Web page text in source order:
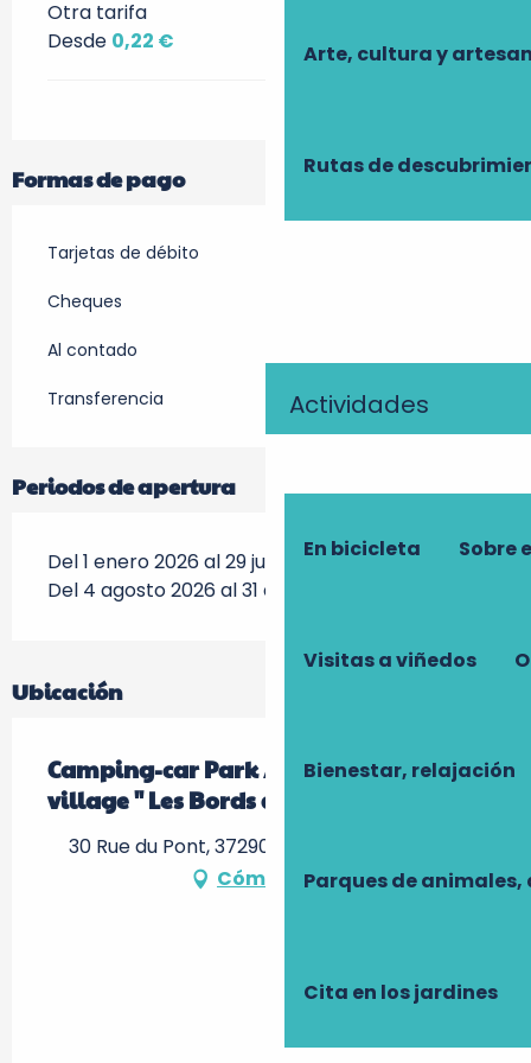
Arte, cultura y
Rutas de
Actividades
En bicicleta Sobre
Visitas a viñedos
Bienestar, relajación
Parques de
Cita en los jardines
Otra tarifa
Desde 0,22 €
Formas de pago
Tarjetas de débito
Cheques
Al contado
Transferencia
Periodos de apertura
Del 1 enero 2026 al 29 julio 2026
Del 4 agosto 2026 al 31 diciembre 2026
Ubicación
Camping-car Park / camping de mon
village " Les Bords de Creuse "
30 Rue du Pont, 37290 Yzeures-sur-Creuse
Cómo llegar